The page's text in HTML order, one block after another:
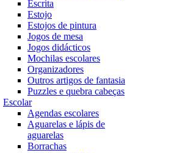
Escrita
Estojo
Estojos de pintura
Jogos de mesa
Jogos didácticos
Mochilas escolares
Organizadores
Outros artigos de fantasia
Puzzles e quebra cabeças
Escolar
Agendas escolares
Aguarelas e lápis de
aguarelas
Borrachas